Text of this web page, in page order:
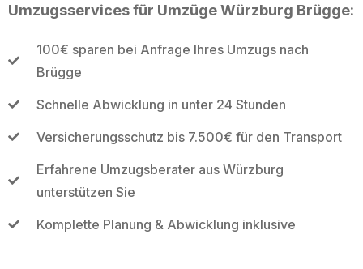
Umzugsservices für Umzüge Würzburg Brügge:
100€ sparen bei Anfrage Ihres Umzugs nach
Brügge
Schnelle Abwicklung in unter 24 Stunden
Versicherungsschutz bis 7.500€ für den Transport
Erfahrene Umzugsberater aus Würzburg
unterstützen Sie
Komplette Planung & Abwicklung inklusive